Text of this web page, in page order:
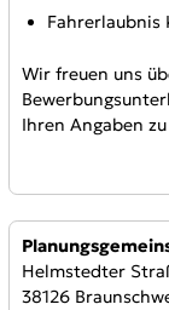
Fahrerlaubnis
Wir freuen uns
Ihren Angaben
Anbieter:
Helmstedter
38126